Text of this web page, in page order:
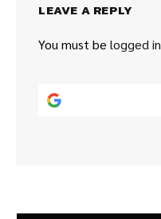
LEAVE A REPLY
You must be logged in